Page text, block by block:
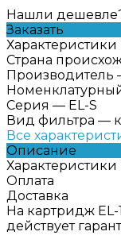
Нашли
Заказать
Характеристики
Страна
Производитель
Серия — EL-S
Вид фильтра —
Все
Описание
Характеристики
Оплата
Доставка
На картридж
действует